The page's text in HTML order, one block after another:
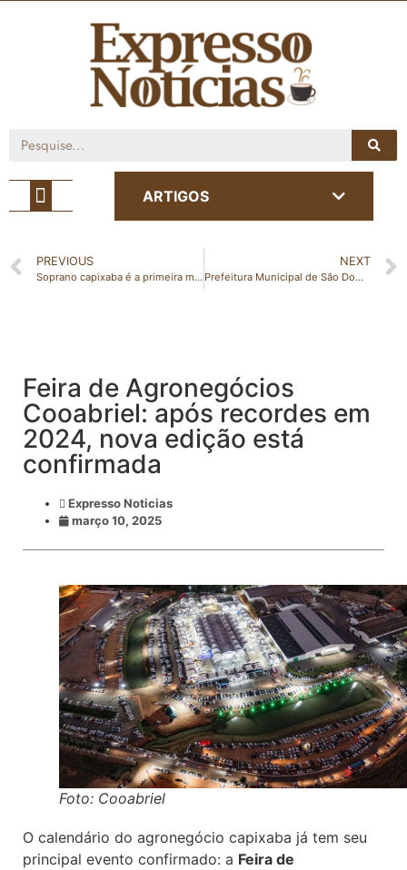
ARTIGOS
PREVIOUS
Soprano capixaba é a primeira mulher brasileira a ingressar na Academia de Ópera de Paris
NEXT
Prefeitura Municipal de São Domingos do Norte realiza reunião sobre Ações de Segurança Pública na Colheita do Café – Safra 2025
Feira de Agronegócios
Cooabriel: após recordes em
2024, nova edição está
confirmada
Expresso Noticias
março 10, 2025
Foto: Cooabriel
O calendário do agronegócio capixaba já tem seu
principal evento confirmado: a Feira de